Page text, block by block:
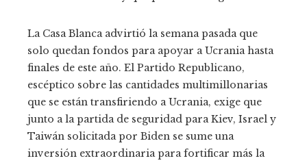
La Casa Blanca advirtió la semana pasada que
solo quedan fondos para apoyar a Ucrania hasta
finales de este año. El Partido Republicano,
escéptico sobre las cantidades multimillonarias
que se están transfiriendo a Ucrania, exige que
junto a la partida de seguridad para Kiev, Israel y
Taiwán solicitada por Biden se sume una
inversión extraordinaria para fortificar más la